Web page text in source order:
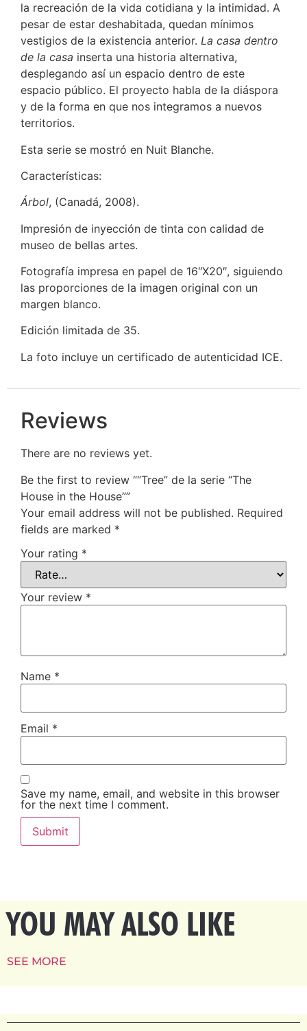
la recreación de la vida cotidiana y la intimidad. A
pesar de estar deshabitada, quedan mínimos
vestigios de la existencia anterior. La casa dentro
de la casa inserta una historia alternativa,
desplegando así un espacio dentro de este
espacio público. El proyecto habla de la diáspora
y de la forma en que nos integramos a nuevos
territorios.
Esta serie se mostró en Nuit Blanche.
Características:
Árbol, (Canadá, 2008).
Impresión de inyección de tinta con calidad de
museo de bellas artes.
Fotografía impresa en papel de 16″X20″, siguiendo
las proporciones de la imagen original con un
margen blanco.
Edición limitada de 35.
La foto incluye un certificado de autenticidad ICE.
Reviews
There are no reviews yet.
Be the first to review ““Tree” de la serie “The
House in the House””
Your email address will not be published. Required
fields are marked *
Your rating *
Your review *
Name *
Email *
Save my name, email, and website in this browser
for the next time I comment.
YOU MAY ALSO LIKE
SEE MORE